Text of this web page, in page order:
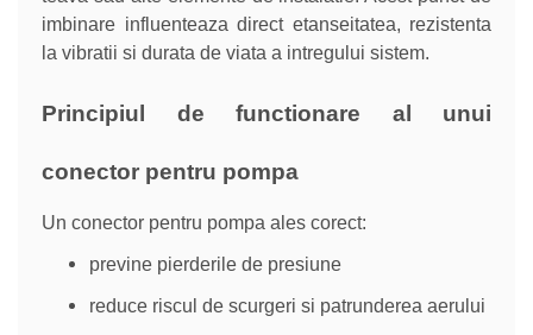
imbinare influenteaza direct etanseitatea, rezistenta
la vibratii si durata de viata a intregului sistem.
Principiul de functionare al unui
conector pentru pompa
Un conector pentru pompa ales corect:
previne pierderile de presiune
reduce riscul de scurgeri si patrunderea aerului